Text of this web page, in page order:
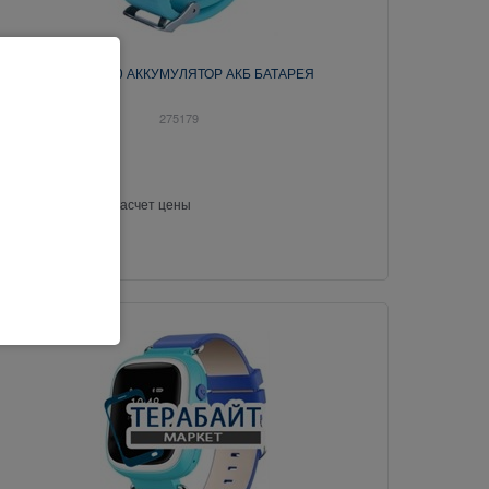
Wokka Q50 АККУМУЛЯТОР АКБ БАТАРЕЯ
275179
Свяжитесь с нами насчет цены